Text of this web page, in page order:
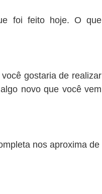
foi feito hoje. O que
gostaria de realizar
novo que você vem
nos aproxima de